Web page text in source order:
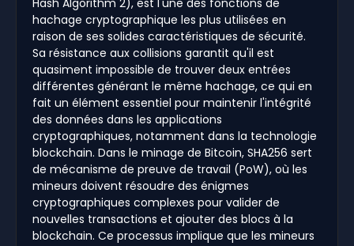
Hash Algorithm 2), est l'une des fonctions de
hachage cryptographique les plus utilisées en
raison de ses solides caractéristiques de sécurité.
Sa résistance aux collisions garantit qu'il est
quasiment impossible de trouver deux entrées
différentes générant le même hachage, ce qui en
fait un élément essentiel pour maintenir l'intégrité
des données dans les applications
cryptographiques, notamment dans la technologie
blockchain. Dans le minage de Bitcoin, SHA256 sert
de mécanisme de preuve de travail (PoW), où les
mineurs doivent résoudre des énigmes
cryptographiques complexes pour valider de
nouvelles transactions et ajouter des blocs à la
blockchain. Ce processus implique que les mineurs